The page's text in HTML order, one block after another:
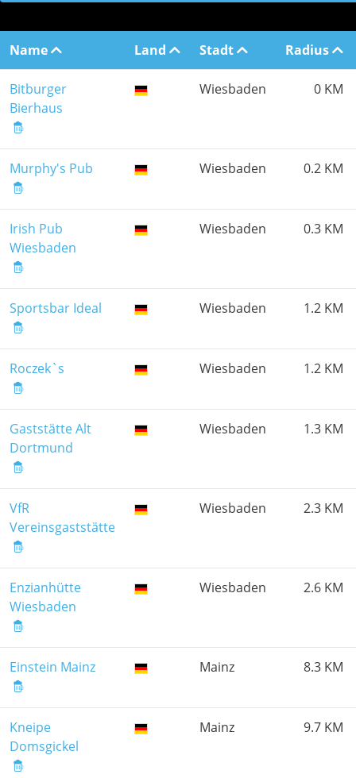
Name Land Stadt Radius
Bitburger
Bierhaus
Wiesbaden 0 KM
Murphy's Pub Wiesbaden 0.2 KM
Irish Pub
Wiesbaden
Wiesbaden 0.3 KM
Sportsbar Ideal Wiesbaden 1.2 KM
Roczek`s Wiesbaden 1.2 KM
Gaststätte Alt
Dortmund
Wiesbaden 1.3 KM
VfR
Vereinsgaststätte
Wiesbaden 2.3 KM
Enzianhütte
Wiesbaden
Wiesbaden 2.6 KM
Einstein Mainz Mainz 8.3 KM
Kneipe
Domsgickel
Mainz 9.7 KM